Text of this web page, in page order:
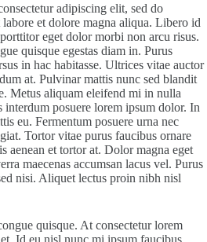
adipiscing elit, sed do
et dolore magna aliqua. Libero id
eget dolor morbi non arcu risus.
quisque egestas diam in. Purus
in hac habitasse. Ultrices vitae auctor
at. Pulvinar mattis nunc sed blandit
Metus aliquam eleifend mi in nulla
posuere lorem ipsum dolor. In
eu. Fermentum posuere urna nec
Tortor vitae purus faucibus ornare
aenean et tortor at. Dolor magna eget
maecenas accumsan lacus vel. Purus
nisi. Aliquet lectus proin nibh nisl
quisque. At consectetur lorem
Id eu nisl nunc mi ipsum faucibus